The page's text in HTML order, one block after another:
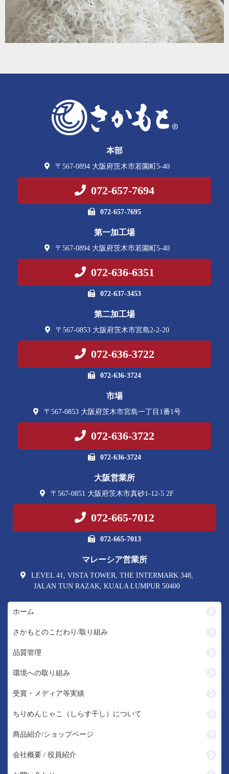
本部
〒567-0894 大阪府茨木市若園町5-40
072-657-7694
072-657-7695
第一加工場
〒567-0894 大阪府茨木市若園町5-40
072-636-6351
072-637-3453
第二加工場
〒567-0853 大阪府茨木市宮島2-2-20
072-636-3722
072-636-3724
市場
〒567-0853 大阪府茨木市宮島一丁目1番1号
072-636-3722
072-636-3724
大阪営業所
〒567-0851 大阪府茨木市真砂1-12-5 2F
072-665-7012
072-665-7013
マレーシア営業所
LEVEL 41, VISTA TOWER, THE INTERMARK 348,
JALAN TUN RAZAK, KUALA LUMPUR 50400
ホーム
さかもとのこだわり/取り組み
品質管理
環境への取り組み
受賞・メディア等実績
ちりめんじゃこ（しらす干し）について
商品紹介/ショップページ
会社概要 / 役員紹介